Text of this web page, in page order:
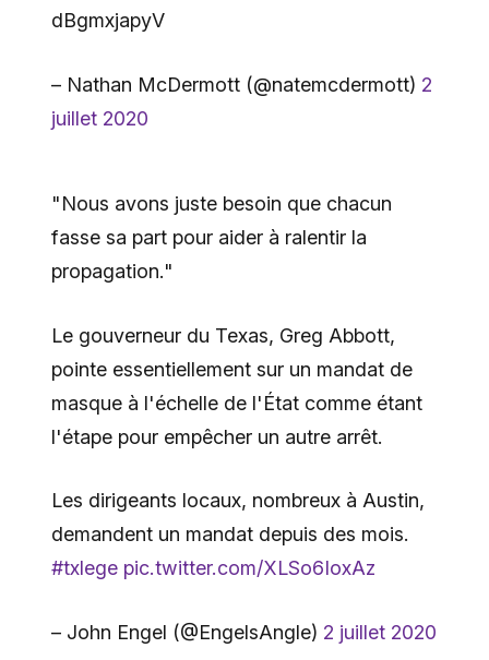
dBgmxjapyV
– Nathan McDermott (@natemcdermott) 2
juillet 2020
"Nous avons juste besoin que chacun
fasse sa part pour aider à ralentir la
propagation."
Le gouverneur du Texas, Greg Abbott,
pointe essentiellement sur un mandat de
masque à l'échelle de l'État comme étant
l'étape pour empêcher un autre arrêt.
Les dirigeants locaux, nombreux à Austin,
demandent un mandat depuis des mois.
#txlege pic.twitter.com/XLSo6IoxAz
– John Engel (@EngelsAngle) 2 juillet 2020